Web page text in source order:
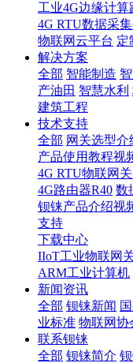
工业4G边缘计算
4G RTU数据采
物联网云平台 定
解决方案
全部 智能制造
产油田 智慧水利
建筑工程
技术支持
全部 网关选型介
产品使用教程视
4G RTU物联网关
4G路由器R40 数
钡铼产品介绍视
支持
下载中心
IIoT工业物联网
ARM工业计算机
新闻资讯
全部 钡铼新闻
业标准 物联网协
联系钡铼
全部 钡铼简介